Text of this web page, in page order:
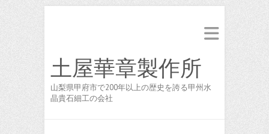
土屋華章製作所
山梨県甲府市で200年以上の歴史を誇る甲州水
晶貴石細工の会社